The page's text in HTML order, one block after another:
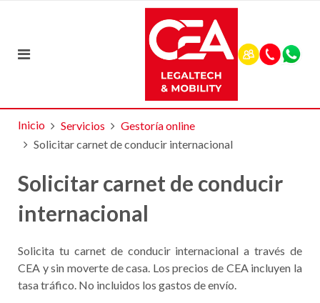
Inicio Servicios
Gestoría online
Solicitar carnet de conducir internacional
Solicitar carnet de conducir
internacional
Solicita tu carnet de conducir internacional a través de
CEA y sin moverte de casa. Los precios de CEA incluyen la
tasa tráfico. No incluidos los gastos de envío.